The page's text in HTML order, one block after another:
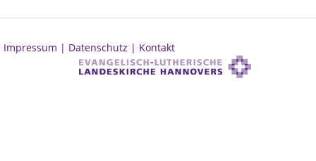
Impressum | Datenschutz | Kontakt